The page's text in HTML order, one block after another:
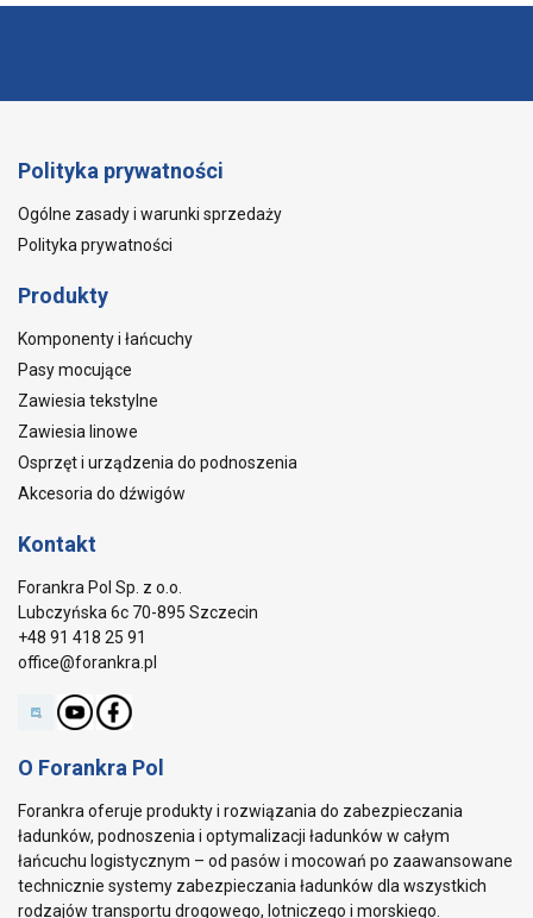
Polityka prywatności
Ogólne zasady i warunki sprzedaży
Polityka prywatności
Produkty
Komponenty i łańcuchy
Pasy mocujące
Zawiesia tekstylne
Zawiesia linowe
Osprzęt i urządzenia do podnoszenia
Akcesoria do dźwigów
Kontakt
Forankra Pol Sp. z o.o.
Lubczyńska 6c 70-895 Szczecin
+48 91 418 25 91
office@forankra.pl
O Forankra Pol
Forankra oferuje produkty i rozwiązania do zabezpieczania
ładunków, podnoszenia i optymalizacji ładunków w całym
łańcuchu logistycznym – od pasów i mocowań po zaawansowane
technicznie systemy zabezpieczania ładunków dla wszystkich
rodzajów transportu drogowego, lotniczego i morskiego.